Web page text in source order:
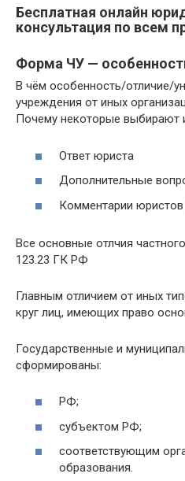
Бесплатная онлайн
консультация по всем
Форма ЧУ —
В чём особенность/отличие/
учреждения от иных
Почему некоторые выбирают
Ответ юриста
Дополнительные
Комментарии юристов
Все основные отлчия
123.23 ГК РФ
Главным отличием от иных
круг лиц, имеющих право
Государственные и
сформированы:
РФ;
субъектом РФ;
соответствующим
образования.